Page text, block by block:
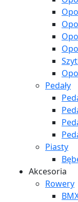
Pedały
Piasty
Akcesoria
Rowery